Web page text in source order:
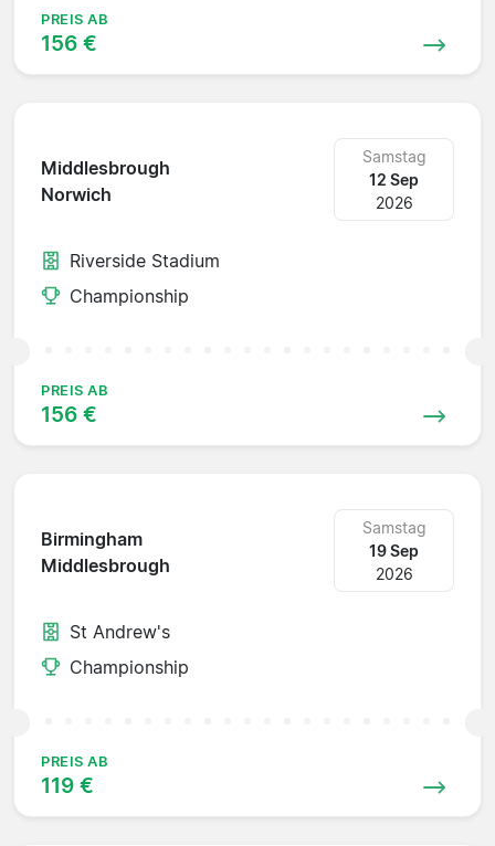
PREIS AB
156 €
Middlesbrough
Norwich
Samstag
12 Sep
2026
Riverside Stadium
Championship
PREIS AB
156 €
Birmingham
Middlesbrough
Samstag
19 Sep
2026
St Andrew's
Championship
PREIS AB
119 €